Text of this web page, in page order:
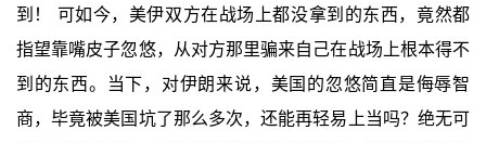
到！ 可如今，美伊双方在战场上都没拿到的东西，竟然都
指望靠嘴皮子忽悠，从对方那里骗来自己在战场上根本得不
到的东西。当下，对伊朗来说，美国的忽悠简直是侮辱智
商，毕竟被美国坑了那么多次，还能再轻易上当吗？绝无可